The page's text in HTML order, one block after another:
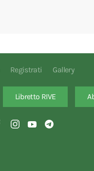
Registrati Gallery
Libretto RIVE